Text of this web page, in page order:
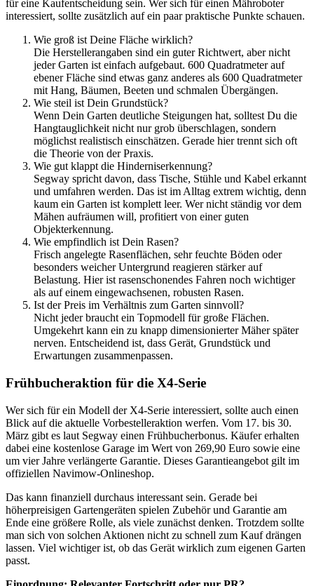
für eine Kaufentscheidung sein. Wer sich für einen Mähroboter
interessiert, sollte zusätzlich auf ein paar praktische Punkte schauen.
Wie groß ist Deine Fläche wirklich?
Die Herstellerangaben sind ein guter Richtwert, aber nicht
jeder Garten ist einfach aufgebaut. 600 Quadratmeter auf
ebener Fläche sind etwas ganz anderes als 600 Quadratmeter
mit Hang, Bäumen, Beeten und schmalen Übergängen.
Wie steil ist Dein Grundstück?
Wenn Dein Garten deutliche Steigungen hat, solltest Du die
Hangtauglichkeit nicht nur grob überschlagen, sondern
möglichst realistisch einschätzen. Gerade hier trennt sich oft
die Theorie von der Praxis.
Wie gut klappt die Hinderniserkennung?
Segway spricht davon, dass Tische, Stühle und Kabel erkannt
und umfahren werden. Das ist im Alltag extrem wichtig, denn
kaum ein Garten ist komplett leer. Wer nicht ständig vor dem
Mähen aufräumen will, profitiert von einer guten
Objekterkennung.
Wie empfindlich ist Dein Rasen?
Frisch angelegte Rasenflächen, sehr feuchte Böden oder
besonders weicher Untergrund reagieren stärker auf
Belastung. Hier ist rasenschonendes Fahren noch wichtiger
als auf einem eingewachsenen, robusten Rasen.
Ist der Preis im Verhältnis zum Garten sinnvoll?
Nicht jeder braucht ein Topmodell für große Flächen.
Umgekehrt kann ein zu knapp dimensionierter Mäher später
nerven. Entscheidend ist, dass Gerät, Grundstück und
Erwartungen zusammenpassen.
Frühbucheraktion für die X4-Serie
Wer sich für ein Modell der X4-Serie interessiert, sollte auch einen
Blick auf die aktuelle Vorbestelleraktion werfen. Vom 17. bis 30.
März gibt es laut Segway einen Frühbucherbonus. Käufer erhalten
dabei eine kostenlose Garage im Wert von 269,90 Euro sowie eine
um vier Jahre verlängerte Garantie. Dieses Garantieangebot gilt im
offiziellen Navimow-Onlineshop.
Das kann finanziell durchaus interessant sein. Gerade bei
höherpreisigen Gartengeräten spielen Zubehör und Garantie am
Ende eine größere Rolle, als viele zunächst denken. Trotzdem sollte
man sich von solchen Aktionen nicht zu schnell zum Kauf drängen
lassen. Viel wichtiger ist, ob das Gerät wirklich zum eigenen Garten
passt.